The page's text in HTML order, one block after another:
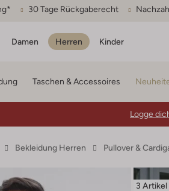
30 Tage Rückgaberecht
Damen Herren Kinder
Taschen & Accessoires
Logge
Bekleidung Herren Pullover &
3 Artikel